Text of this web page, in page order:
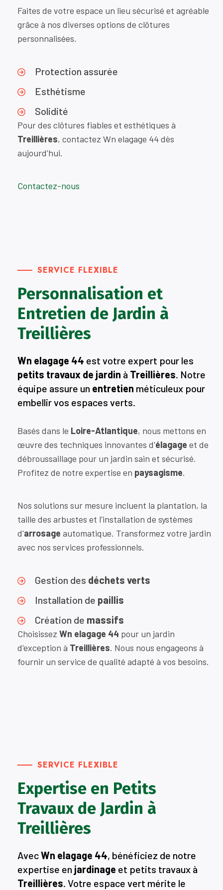
Faites de votre espace un lieu sécurisé et agréable
grâce à nos diverses options de clôtures
personnalisées.
Protection assurée
Esthétisme
Solidité
Pour des clôtures fiables et esthétiques à
Treillières, contactez Wn elagage 44 dès
aujourd'hui.
Contactez-nous
SERVICE FLEXIBLE
Personnalisation et
Entretien de Jardin à
Treillières
Wn elagage 44 est votre expert pour les
petits travaux de jardin à Treillières. Notre
équipe assure un entretien méticuleux pour
embellir vos espaces verts.
Basés dans le Loire-Atlantique, nous mettons en
œuvre des techniques innovantes d'élagage et de
débroussaillage pour un jardin sain et sécurisé.
Profitez de notre expertise en paysagisme.
Nos solutions sur mesure incluent la plantation, la
taille des arbustes et l'installation de systèmes
d'arrosage automatique. Transformez votre jardin
avec nos services professionnels.
Gestion des déchets verts
Installation de paillis
Création de massifs
Choisissez Wn elagage 44 pour un jardin
d'exception à Treillières. Nous nous engageons à
fournir un service de qualité adapté à vos besoins.
SERVICE FLEXIBLE
Expertise en Petits
Travaux de Jardin à
Treillières
AvecWn elagage 44, bénéficiez de notre
expertise en jardinage et petits travaux à
Treillières. Votre espace vert mérite le